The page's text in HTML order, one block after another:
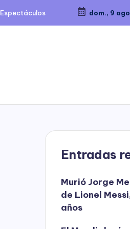
Espectáculos dom., 9
Entradas
Murió Jorge
de Lionel
años